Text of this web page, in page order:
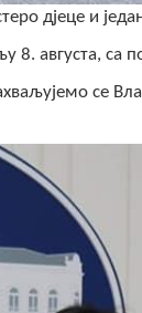
дјеце и
8. августа, са
се